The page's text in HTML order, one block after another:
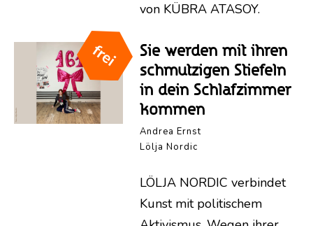
von KÜBRA ATASOY.
Sie werden mit ihren
schmutzigen Stiefeln
in dein Schlafzimmer
kommen
Andrea Ernst
Lölja Nordic
LÖLJA NORDIC verbindet
Kunst mit politischem